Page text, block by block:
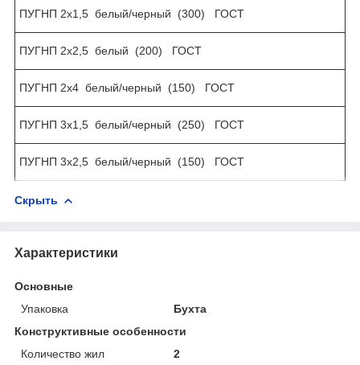
ПУГНП 2х1,5 белый/черный (300) ГОСТ
ПУГНП 2х2,5 белый (200) ГОСТ
ПУГНП 2х4 белый/черный (150) ГОСТ
ПУГНП 3х1,5 белый/черный (250) ГОСТ
ПУГНП 3х2,5 белый/черный (150) ГОСТ
Скрыть
Характеристики
Основные
Упаковка
Бухта
Конструктивные особенности
Количество жил
2